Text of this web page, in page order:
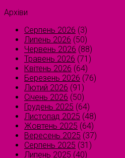
Архіви
Серпень 2026 (3)
Липень 2026 (50)
Червень 2026 (88)
Травень 2026 (71)
Квітень 2026 (64)
Березень 2026 (76)
Лютий 2026 (91)
Січень 2026 (50)
Грудень 2025 (64)
Листопад 2025 (48)
Жовтень 2025 (64)
Вересень 2025 (37)
Серпень 2025 (31)
Липень 2025 (40)